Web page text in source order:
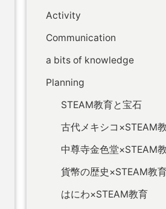
Activity
Communication
a bits of knowledge
Planning
STEAM教育と宝石
古代メキシコ×STEAM
中尊寺金色堂×STEAM
貨幣の歴史×STEAM教
はにわ×STEAM教育